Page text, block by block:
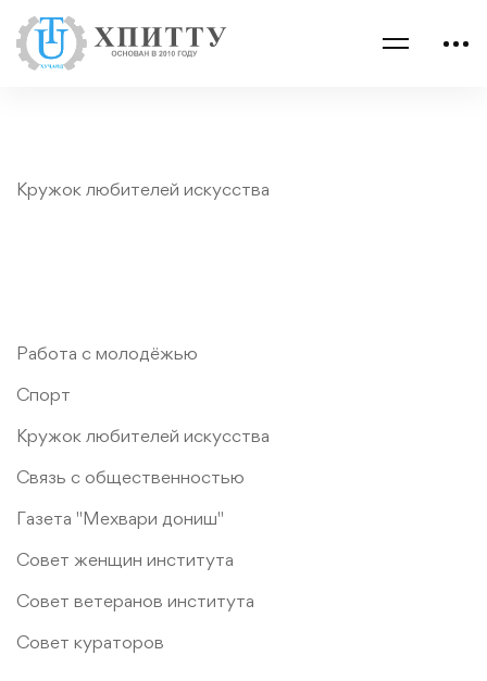
Кружок любителей искусства
Работа с молодёжью
Спорт
Кружок любителей искусства
Связь с общественностью
Газета "Мехвари дониш"
Совет женщин института
Совет ветеранов института
Совет кураторов